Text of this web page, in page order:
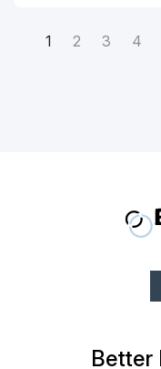
1 2 3 4
Better